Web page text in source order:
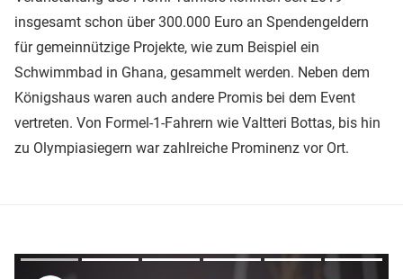
insgesamt schon über 300.000 Euro an Spendengeldern
für gemeinnützige Projekte, wie zum Beispiel ein
Schwimmbad in Ghana, gesammelt werden. Neben dem
Königshaus waren auch andere Promis bei dem Event
vertreten. Von Formel-1-Fahrern wie Valtteri Bottas, bis hin
zu Olympiasiegern war zahlreiche Prominenz vor Ort.